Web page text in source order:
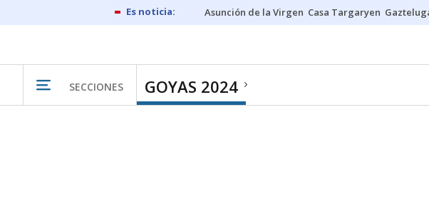
Asunción de la Virgen Casa Targaryen
SECCIONES GOYAS 2024